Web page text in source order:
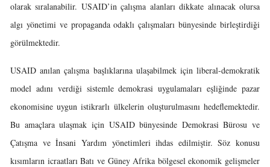
olarak sıralanabilir. USAID’in çalışma alanları dikkate alınacak olursa
algı yönetimi ve propaganda odaklı çalışmaları bünyesinde birleştirdiği
görülmektedir.
USAID anılan çalışma başlıklarına ulaşabilmek için liberal-demokratik
model adını verdiği sistemle demokrasi uygulamaları eşliğinde pazar
ekonomisine uygun istikrarlı ülkelerin oluşturulmasını hedeflemektedir.
Bu amaçlara ulaşmak için USAID bünyesinde Demokrasi Bürosu ve
Çatışma ve İnsani Yardım yönetimleri ihdas edilmiştir. Söz konusu
kısımların icraatları Batı ve Güney Afrika bölgesel ekonomik gelişmeler